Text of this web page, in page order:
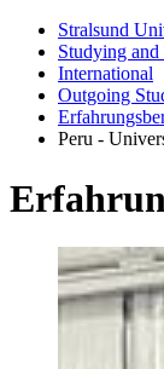
Stralsund
Studying and
International
Outgoing
Peru -